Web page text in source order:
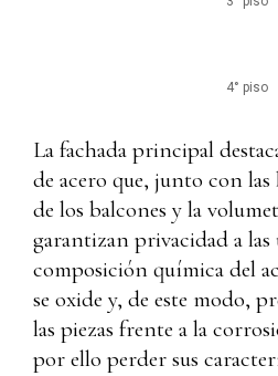
4° piso
La fachada principal
de acero que, junto con
de los balcones y la
garantizan privacidad a las
composición química del
se oxide y, de este modo,
las piezas frente a la
por ello perder sus